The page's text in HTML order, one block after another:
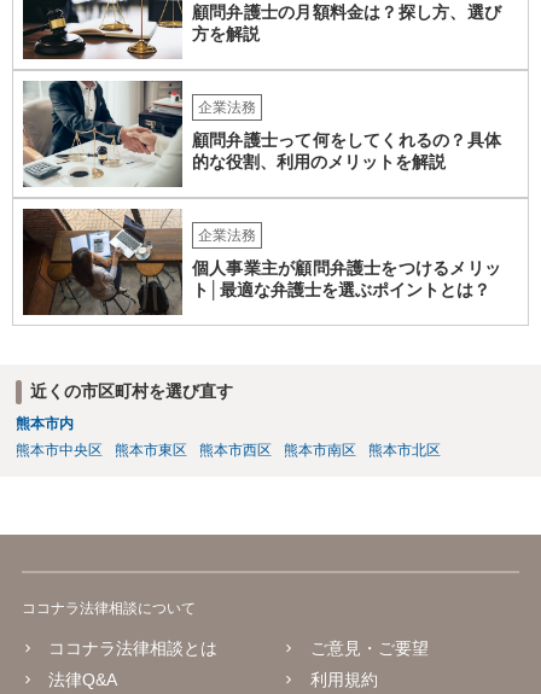
顧問弁護士の月額料金は？探し方、選び
方を解説
企業法務
顧問弁護士って何をしてくれるの？具体
的な役割、利用のメリットを解説
企業法務
個人事業主が顧問弁護士をつけるメリッ
ト│最適な弁護士を選ぶポイントとは？
近くの市区町村を選び直す
熊本市内
熊本市中央区
熊本市東区 熊本市西区 熊本市南区 熊本市北区
ココナラ法律相談について
ココナラ法律相談とは
法律Q&A
ご意見・ご要望
利用規約